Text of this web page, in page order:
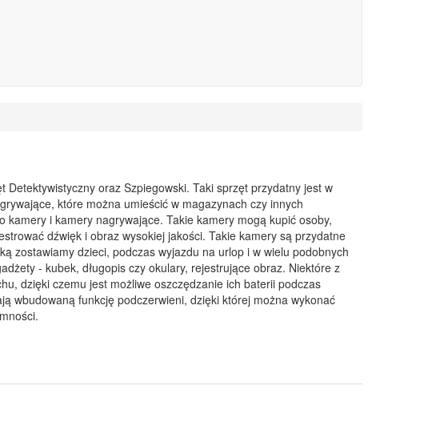
oraz Szpiegowski. Taki sprzęt przydatny jest w
które można umieścić w magazynach czy innych
kamery i kamery nagrywające. Takie kamery mogą kupić osoby,
dźwięk i obraz wysokiej jakości. Takie kamery są przydatne
zostawiamy dzieci, podczas wyjazdu na urlop i w wielu podobnych
- kubek, długopis czy okulary, rejestrujące obraz. Niektóre z
dzięki czemu jest możliwe oszczędzanie ich baterii podczas
wbudowaną funkcję podczerwieni, dzięki której można wykonać